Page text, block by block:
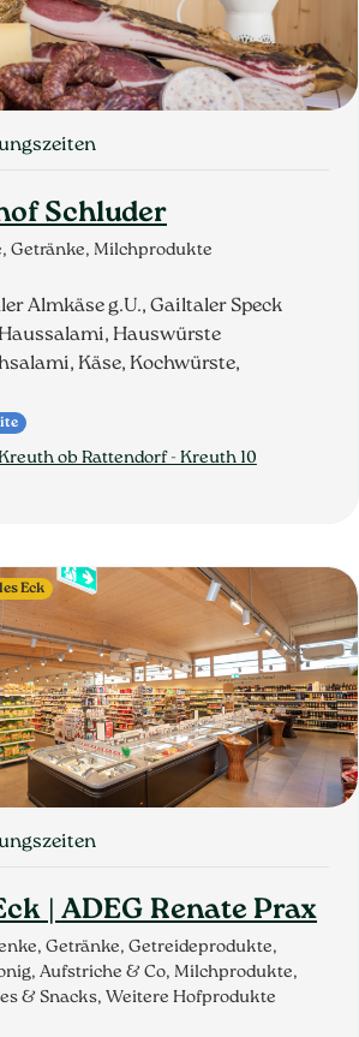
Schluder
Getränke, Milchprodukte
Almkäse g.U., Gailtaler Speck
Hauswürste
Käse, Kochwürste,
ob Rattendorf - Kreuth 10
| ADEG Renate Prax
Getränke, Getreideprodukte,
Aufstriche & Co, Milchprodukte,
& Snacks, Weitere Hofprodukte
Eck